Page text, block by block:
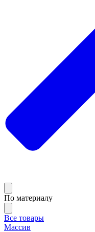
По материалу
Все товары
Массив